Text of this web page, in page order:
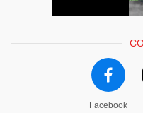
Facebook